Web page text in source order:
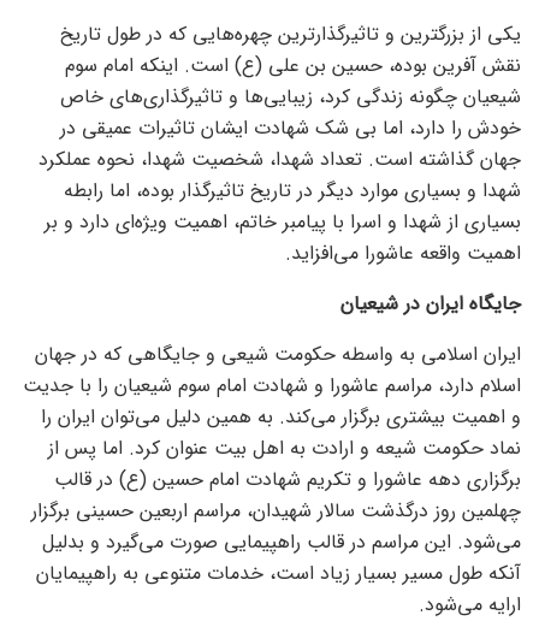
یکی از بزرگترین و تاثیرگذارترین چهره‌هایی که در طول تاریخ
نقش آفرین بوده، حسین بن علی (ع) است. اینکه امام سوم
شیعیان چگونه زندگی کرد، زیبایی‌ها و تاثیرگذاری‌های خاص
خودش را دارد، اما بی شک شهادت ایشان تاثیرات عمیقی در
جهان گذاشته است. تعداد شهدا، شخصیت شهدا، نحوه عملکرد
شهدا و بسیاری موارد دیگر در تاریخ تاثیرگذار بوده، اما رابطه
بسیاری از شهدا و اسرا با پیامبر خاتم، اهمیت ویژه‌ای دارد و بر
اهمیت واقعه عاشورا می‌افزاید.
جایگاه ایران در شیعیان
ایران اسلامی به واسطه حکومت شیعی و جایگاهی که در جهان
اسلام دارد، مراسم عاشورا و شهادت امام سوم شیعیان را با جدیت
و اهمیت بیشتری برگزار می‌کند. به همین دلیل می‌توان ایران را
نماد حکومت شیعه و ارادت به اهل بیت عنوان کرد. اما پس از
برگزاری دهه عاشورا و تکریم شهادت امام حسین (ع) در قالب
چهلمین روز درگذشت سالار شهیدان، مراسم اربعین حسینی برگزار
می‌شود. این مراسم در قالب راهپیمایی صورت می‌گیرد و بدلیل
آنکه طول مسیر بسیار زیاد است، خدمات متنوعی به راهپیمایان
ارایه می‌شود.